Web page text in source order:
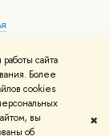
сайта
Более
cookies
вы
об
✖